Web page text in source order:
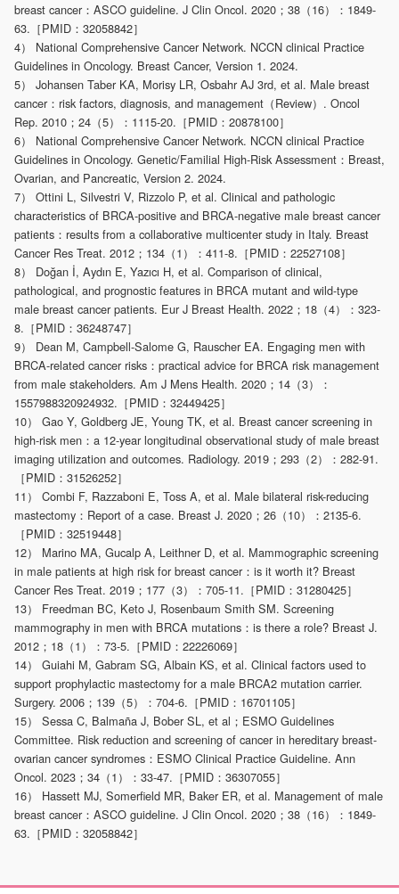
breast cancer：ASCO guideline. J Clin Oncol. 2020；38（16）：1849-
63.［PMID：32058842］
4） National Comprehensive Cancer Network. NCCN clinical Practice
Guidelines in Oncology. Breast Cancer, Version 1. 2024.
5） Johansen Taber KA, Morisy LR, Osbahr AJ 3rd, et al. Male breast
cancer：risk factors, diagnosis, and management（Review）. Oncol
Rep. 2010；24（5）：1115-20.［PMID：20878100］
6） National Comprehensive Cancer Network. NCCN clinical Practice
Guidelines in Oncology. Genetic/Familial High-Risk Assessment：Breast,
Ovarian, and Pancreatic, Version 2. 2024.
7） Ottini L, Silvestri V, Rizzolo P, et al. Clinical and pathologic
characteristics of BRCA-positive and BRCA-negative male breast cancer
patients：results from a collaborative multicenter study in Italy. Breast
Cancer Res Treat. 2012；134（1）：411-8.［PMID：22527108］
8） Doğan İ, Aydın E, Yazıcı H, et al. Comparison of clinical,
pathological, and prognostic features in BRCA mutant and wild-type
male breast cancer patients. Eur J Breast Health. 2022；18（4）：323-
8.［PMID：36248747］
9） Dean M, Campbell-Salome G, Rauscher EA. Engaging men with
BRCA-related cancer risks：practical advice for BRCA risk management
from male stakeholders. Am J Mens Health. 2020；14（3）：
1557988320924932.［PMID：32449425］
10） Gao Y, Goldberg JE, Young TK, et al. Breast cancer screening in
high-risk men：a 12-year longitudinal observational study of male breast
imaging utilization and outcomes. Radiology. 2019；293（2）：282-91.
［PMID：31526252］
11） Combi F, Razzaboni E, Toss A, et al. Male bilateral risk-reducing
mastectomy：Report of a case. Breast J. 2020；26（10）：2135-6.
［PMID：32519448］
12） Marino MA, Gucalp A, Leithner D, et al. Mammographic screening
in male patients at high risk for breast cancer：is it worth it? Breast
Cancer Res Treat. 2019；177（3）：705-11.［PMID：31280425］
13） Freedman BC, Keto J, Rosenbaum Smith SM. Screening
mammography in men with BRCA mutations：is there a role? Breast J.
2012；18（1）：73-5.［PMID：22226069］
14） Guiahi M, Gabram SG, Albain KS, et al. Clinical factors used to
support prophylactic mastectomy for a male BRCA2 mutation carrier.
Surgery. 2006；139（5）：704-6.［PMID：16701105］
15） Sessa C, Balmaña J, Bober SL, et al；ESMO Guidelines
Committee. Risk reduction and screening of cancer in hereditary breast-
ovarian cancer syndromes：ESMO Clinical Practice Guideline. Ann
Oncol. 2023；34（1）：33-47.［PMID：36307055］
16） Hassett MJ, Somerfield MR, Baker ER, et al. Management of male
breast cancer：ASCO guideline. J Clin Oncol. 2020；38（16）：1849-
63.［PMID：32058842］